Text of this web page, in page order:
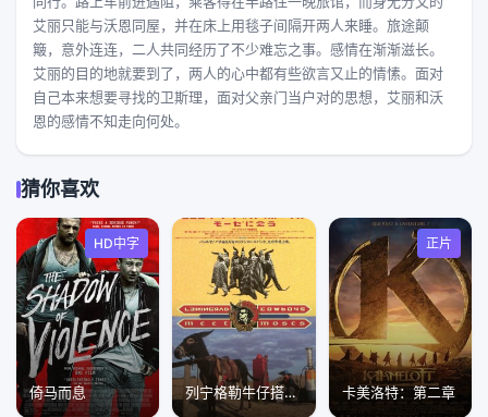
艾丽只能与沃恩同屋，并在床上用毯子间隔开两人来睡。旅途颠
簸，意外连连，二人共同经历了不少难忘之事。感情在渐渐滋长。
艾丽的目的地就要到了，两人的心中都有些欲言又止的情愫。面对
自己本来想要寻找的卫斯理，面对父亲门当户对的思想，艾丽和沃
恩的感情不知走向何处。
猜你喜欢
HD中字
倚马而息 列宁格勒牛仔搭摩西1994
正片
卡美洛特：第二章